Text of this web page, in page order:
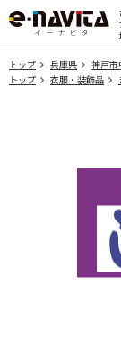
トップ 兵庫県 神戸市
トップ
衣服・装飾品